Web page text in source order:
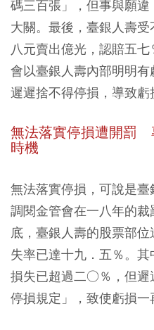
碼三百張」，但事與願
大關。最後，臺銀人壽
八元賣出億光，認賠五
會以臺銀人壽內部明明
遲遲捨不得停損，導致虧
無法落實停損遭開罰
時機
無法落實停損，可說是
調閱金管會在一八年的
底，臺銀人壽的股票部
失率已達十九．五％。
損失已超過二○％，但
停損規定」，致使虧損一